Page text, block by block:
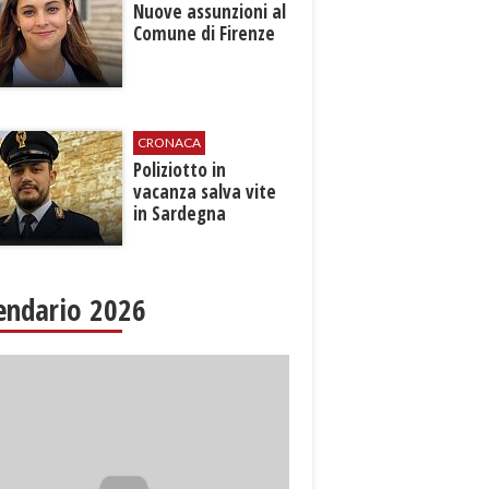
Nuove assunzioni al
Comune di Firenze
CRONACA
Poliziotto in
vacanza salva vite
in Sardegna
2026